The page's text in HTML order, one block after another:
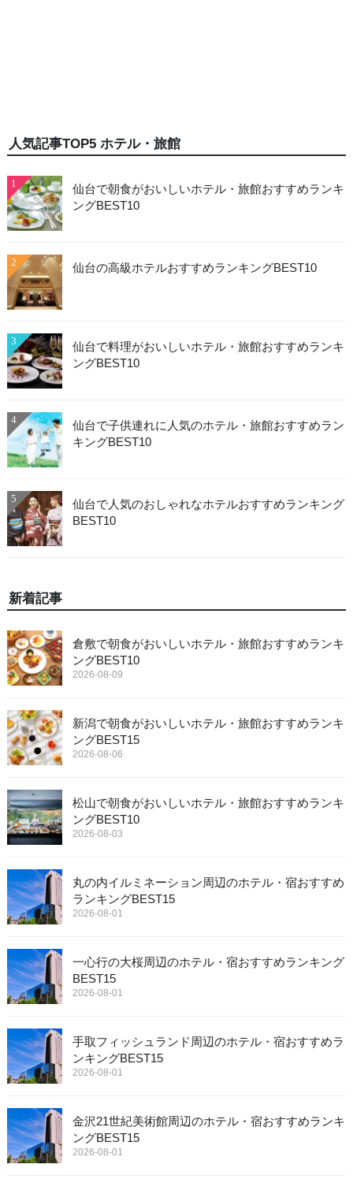
人気記事TOP5 ホテル・旅館
1
仙台で朝食がおいしいホテル・旅館おすすめランキ
ングBEST10
2 仙台の高級ホテルおすすめランキングBEST10
3
仙台で料理がおいしいホテル・旅館おすすめランキ
ングBEST10
4
仙台で子供連れに人気のホテル・旅館おすすめラン
キングBEST10
5
仙台で人気のおしゃれなホテルおすすめランキング
BEST10
新着記事
倉敷で朝食がおいしいホテル・旅館おすすめランキ
ングBEST10
2026-08-09
新潟で朝食がおいしいホテル・旅館おすすめランキ
ングBEST15
2026-08-06
松山で朝食がおいしいホテル・旅館おすすめランキ
ングBEST10
2026-08-03
丸の内イルミネーション周辺のホテル・宿おすすめ
ランキングBEST15
2026-08-01
一心行の大桜周辺のホテル・宿おすすめランキング
BEST15
2026-08-01
手取フィッシュランド周辺のホテル・宿おすすめラ
ンキングBEST15
2026-08-01
金沢21世紀美術館周辺のホテル・宿おすすめランキ
ングBEST15
2026-08-01